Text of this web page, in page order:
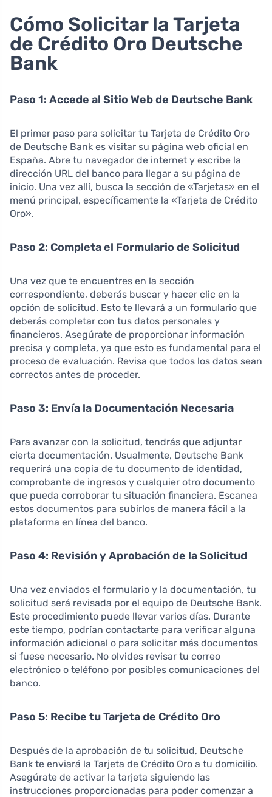
Cómo Solicitar la Tarjeta
de Crédito Oro Deutsche
Bank
Paso 1: Accede al Sitio Web de Deutsche Bank
El primer paso para solicitar tu Tarjeta de Crédito Oro
de Deutsche Bank es visitar su página web oficial en
España. Abre tu navegador de internet y escribe la
dirección URL del banco para llegar a su página de
inicio. Una vez allí, busca la sección de «Tarjetas» en el
menú principal, específicamente la «Tarjeta de Crédito
Oro».
Paso 2: Completa el Formulario de Solicitud
Una vez que te encuentres en la sección
correspondiente, deberás buscar y hacer clic en la
opción de solicitud. Esto te llevará a un formulario que
deberás completar con tus datos personales y
financieros. Asegúrate de proporcionar información
precisa y completa, ya que esto es fundamental para el
proceso de evaluación. Revisa que todos los datos sean
correctos antes de proceder.
Paso 3: Envía la Documentación Necesaria
Para avanzar con la solicitud, tendrás que adjuntar
cierta documentación. Usualmente, Deutsche Bank
requerirá una copia de tu documento de identidad,
comprobante de ingresos y cualquier otro documento
que pueda corroborar tu situación financiera. Escanea
estos documentos para subirlos de manera fácil a la
plataforma en línea del banco.
Paso 4: Revisión y Aprobación de la Solicitud
Una vez enviados el formulario y la documentación, tu
solicitud será revisada por el equipo de Deutsche Bank.
Este procedimiento puede llevar varios días. Durante
este tiempo, podrían contactarte para verificar alguna
información adicional o para solicitar más documentos
si fuese necesario. No olvides revisar tu correo
electrónico o teléfono por posibles comunicaciones del
banco.
Paso 5: Recibe tu Tarjeta de Crédito Oro
Después de la aprobación de tu solicitud, Deutsche
Bank te enviará la Tarjeta de Crédito Oro a tu domicilio.
Asegúrate de activar la tarjeta siguiendo las
instrucciones proporcionadas para poder comenzar a